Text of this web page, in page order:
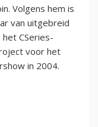
Volgens hem is
van uitgebreid
CSeries-
voor het
in 2004.